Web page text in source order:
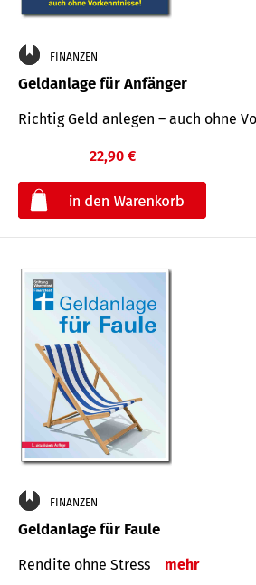
FINANZEN
Geldanlage für Anfänger
Richtig Geld anlegen – auch ohne
22,90 €
FINANZEN
Geldanlage für Faule
Rendite ohne Stress mehr